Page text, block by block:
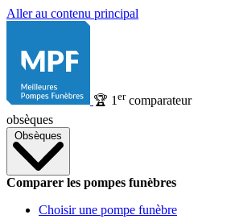
Aller au contenu principal
🏆 1 ercomparateur
obsèques
Obsèques
Comparer les pompes funèbres
Choisir une pompe funèbre